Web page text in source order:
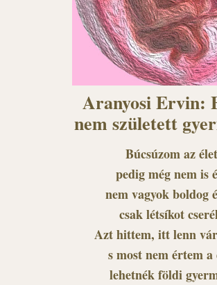
Aranyosi Ervin:
nem született
Búcsúzom az
pedig még nem is
nem vagyok boldog
csak létsíkot
Azt hittem, itt lenn
s most nem értem
lehetnék földi